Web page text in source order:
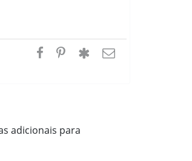
adicionais para